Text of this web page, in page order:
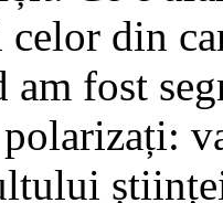
din
am fost